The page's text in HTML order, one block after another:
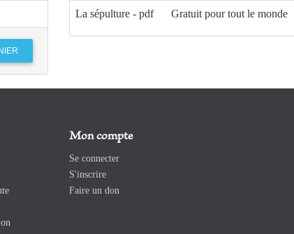
La sépulture - pdf Gratuit pour tout le monde
Mon compte
Se connecter
S'inscrire
Faire un don